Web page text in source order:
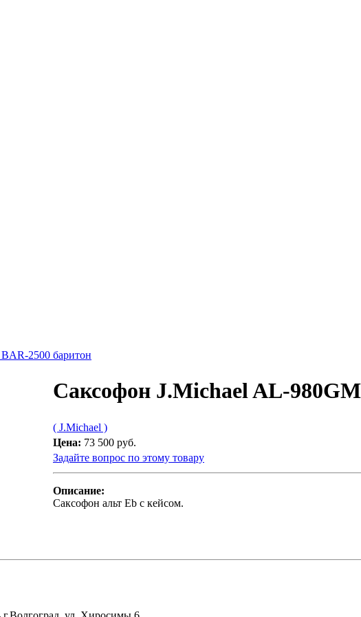
2500 баритон
Саксофон J.Michael AL-
( J.Michael )
Цена: 73 500 руб.
Задайте вопрос по этому товару
Описание:
Саксофон альт Eb с кейсом.